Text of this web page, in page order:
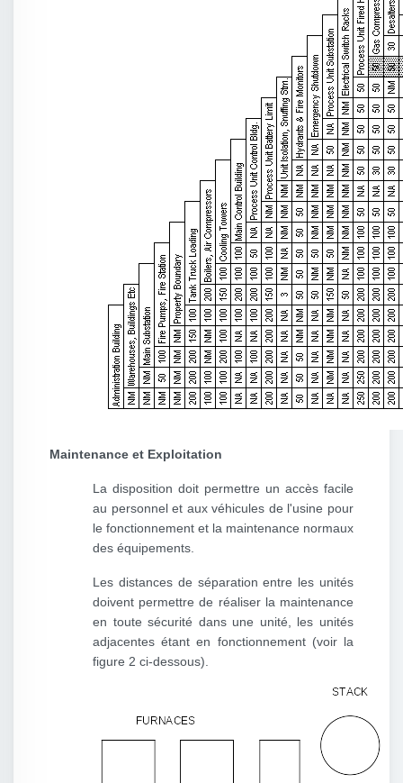
Maintenance et Exploitation
La disposition doit permettre un accès facile
au personnel et aux véhicules de l'usine pour
le fonctionnement et la maintenance normaux
des équipements.
Les distances de séparation entre les unités
doivent permettre de réaliser la maintenance
en toute sécurité dans une unité, les unités
adjacentes étant en fonctionnement (voir la
figure 2 ci-dessous).